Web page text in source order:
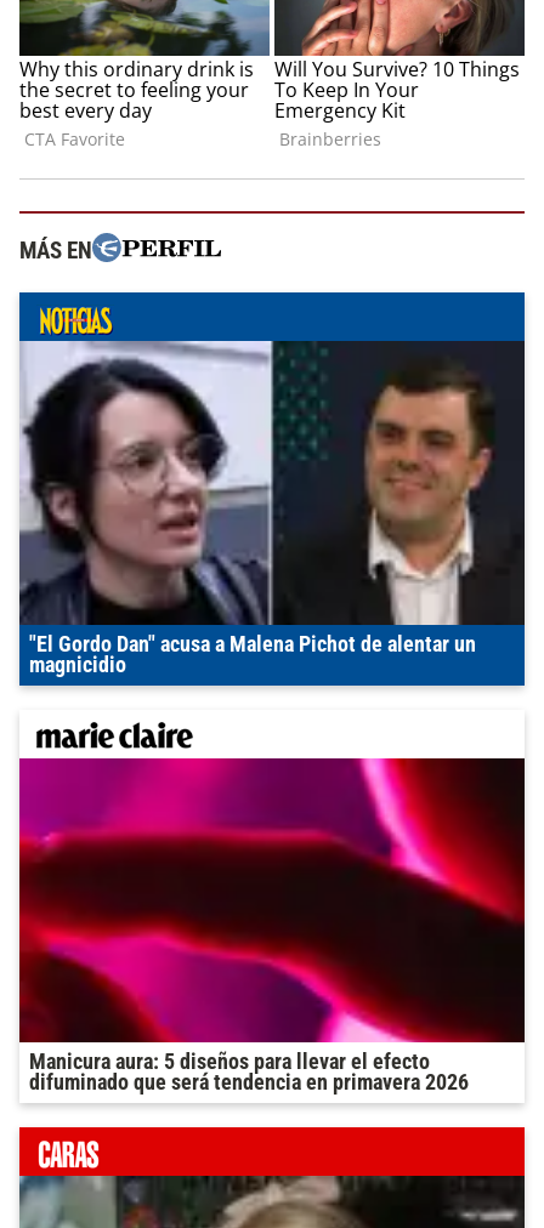
MÁS EN
"El Gordo Dan" acusa a Malena Pichot de alentar un
magnicidio
Manicura aura: 5 diseños para llevar el efecto
difuminado que será tendencia en primavera 2026